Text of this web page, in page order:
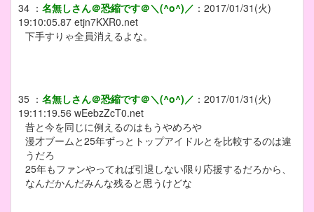
34 ： 名無しさん＠恐縮です＠＼(^o^)／ ： 2017/01/31(火)
19:10:05.87 etjn7KXR0.net
下手すりゃ全員消えるよな。
35 ： 名無しさん＠恐縮です＠＼(^o^)／ ： 2017/01/31(火)
19:11:19.56 wEebzZcT0.net
昔と今を同じに例えるのはもうやめろや
漫才ブームと25年ずっとトップアイドルとを比較するのは違
うだろ
25年もファンやってれば引退しない限り応援するだろから、
なんだかんだみんな残ると思うけどな